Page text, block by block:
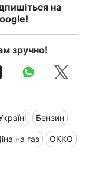
на
зручно!
Бензин
на газ ОККО